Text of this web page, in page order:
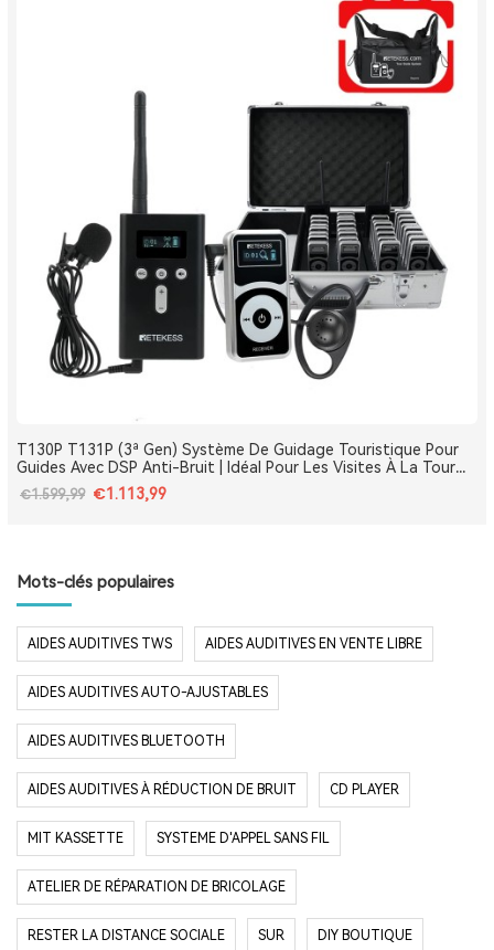
T130P T131P (3ª Gen) Système De Guidage Touristique Pour
Guides Avec DSP Anti-Bruit | Idéal Pour Les Visites À La Tour
Eiffel, Le Louvre, Versailles Et Les Monuments De France
€1.599,99 €1.113,99
Mots-clés populaires
AIDES AUDITIVES TWS AIDES AUDITIVES EN VENTE LIBRE
AIDES AUDITIVES AUTO-AJUSTABLES
AIDES AUDITIVES BLUETOOTH
AIDES AUDITIVES À RÉDUCTION DE BRUIT CD PLAYER
MIT KASSETTE SYSTEME D'APPEL SANS FIL
ATELIER DE RÉPARATION DE BRICOLAGE
RESTER LA DISTANCE SOCIALE SUR DIY BOUTIQUE